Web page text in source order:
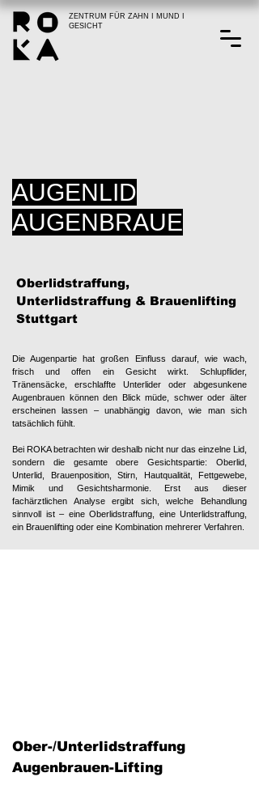
ZENTRUM FÜR ZAHN I MUND I
GESICHT
AUGENLID
AUGENBRAUE
Oberlidstraffung,
Unterlidstraffung & Brauenlifting
Stuttgart
Die Augenpartie hat großen Einfluss darauf, wie wach,
frisch und offen ein Gesicht wirkt. Schlupflider,
Tränensäcke, erschlaffte Unterlider oder abgesunkene
Augenbrauen können den Blick müde, schwer oder älter
erscheinen lassen – unabhängig davon, wie man sich
tatsächlich fühlt.
Bei ROKA betrachten wir deshalb nicht nur das einzelne Lid,
sondern die gesamte obere Gesichtspartie: Oberlid,
Unterlid, Brauenposition, Stirn, Hautqualität, Fettgewebe,
Mimik und Gesichtsharmonie. Erst aus dieser
fachärztlichen Analyse ergibt sich, welche Behandlung
sinnvoll ist – eine Oberlidstraffung, eine Unterlidstraffung,
ein Brauenlifting oder eine Kombination mehrerer Verfahren.
Ober-/Unterlidstraffung
Augenbrauen-Lifting